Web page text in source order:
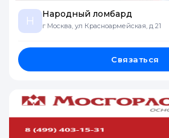
Н
Народный ломбард
г Москва, ул Красноармейская, д 21
Связаться